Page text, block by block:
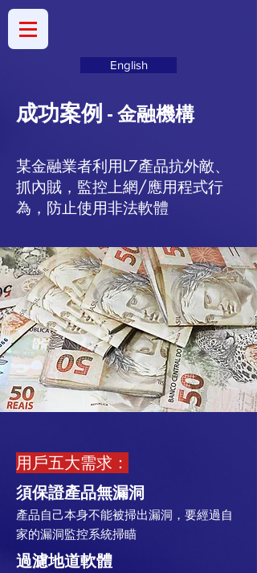
English
成功案例 - 金融機構
​某金融業者利用L7產品抗外敵、
抓內賊，監控上網/應用程式行
為，防止使用非法軟體
用戶五大需求：
須保證產品無漏洞
產品自己本身不能被掃出漏洞，要經過自
家的漏洞監控系統掃瞄
​過濾地道軟體